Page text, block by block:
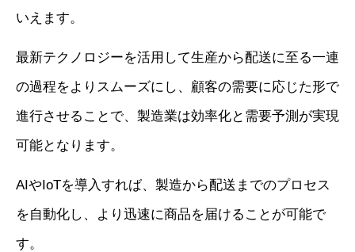
いえます。
最新テクノロジーを活用して生産から配送に至る一連
の過程をよりスムーズにし、顧客の需要に応じた形で
進行させることで、製造業は効率化と需要予測が実現
可能となります。
AIやIoTを導入すれば、製造から配送までのプロセス
を自動化し、より迅速に商品を届けることが可能で
す。